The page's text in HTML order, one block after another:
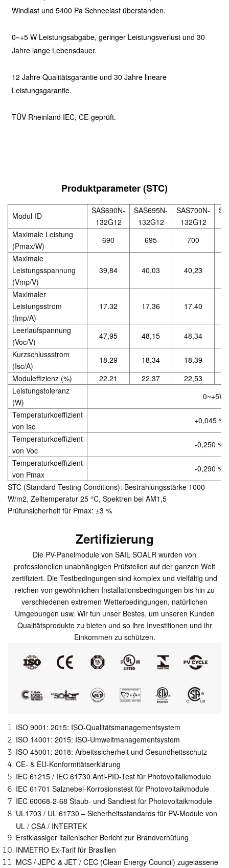
Windlast und 5400 Pa Schneelast überstanden.
0~+5 W Leistungsabgabe, geringer Leistungsverlust und 30
Jahre lange Lebensdauer.
12 Jahre Qualitätsgarantie und 30 Jahre lineare
Leistungsgarantie.
TÜV Rheinland IEC, CE-geprüft.
Produktparameter (STC)
Modul-ID
SAS690N-
132G12
SAS695N-
132G12
SAS700N-
132G12
Maximale Leistung
(Pmax/W)
690 695
700
Maximale
Leistungsspannung
(Vmp/V)
39,84 40,03 40,23
Maximaler
Leistungsstrom
(Imp/A)
17.32 17.36 17.40
Leerlaufspannung
(Voc/V)
47,95 48,15 48,34
Kurzschlussstrom
(Isc/A)
18.29 18.34 18,39
Moduleffizienz (%)
22.21 22.37 22,53
Leistungstoleranz
(W)
0~+5W
Temperaturkoeffizient
von Isc
+0,045 %/
Temperaturkoeffizient
von Voc
-0,250 %/
Temperaturkoeffizient
von Pmax
-0,290 %/
STC (Standard Testing Conditions): Bestrahlungsstärke 1000
W/m2, Zelltemperatur 25 °C, Spektren bei AM1,5
Prüfunsicherheit für Pmax: ±3 %
Zertifizierung
Die PV-Panelmodule von SAIL SOALR wurden von
professionellen unabhängigen Prüfstellen auf der ganzen Welt
zertifiziert. Die Testbedingungen sind komplex und vielfältig und
reichen von gewöhnlichen Installationsbedingungen bis hin zu
verschiedenen extremen Wetterbedingungen, natürlichen
Umgebungen usw. Wir tun unser Bestes, um unseren Kunden
Qualitätsprodukte zu bieten und so ihre Investitionen und ihr
Einkommen zu schützen.
ISO 9001: 2015: ISO-Qualitätsmanagementsystem
ISO 14001: 2015: ISO-Umweltmanagementsystem
ISO 45001: 2018: Arbeitssicherheit und Gesundheitsschutz
CE- & EU-Konformitätserklärung
IEC 61215 / IEC 61730 Anti-PID-Test für Photovoltaikmodule
IEC 61701 Salznebel-Korrosionstest für Photovoltaikmodule
IEC 60068-2-68 Staub- und Sandtest für Photovoltaikmodule
UL1703 / UL 61730 – Sicherheitsstandards für PV-Module von
UL / CSA / INTERTEK
Erstklassiger italienischer Bericht zur Brandverhütung
INMETRO Ex-Tarif für Brasilien
MCS / JEPC & JET / CEC (Clean Energy Council) zugelassene